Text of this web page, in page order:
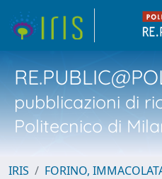
pubblicazioni di
Politecnico di
IRIS
FORINO,